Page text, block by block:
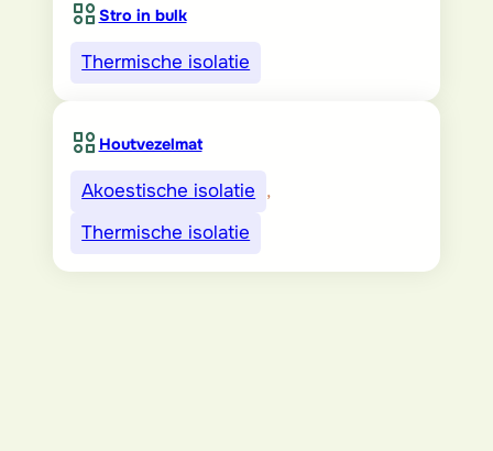
Stro in bulk
Thermische isolatie
Houtvezelmat
Akoestische isolatie ,
Thermische isolatie